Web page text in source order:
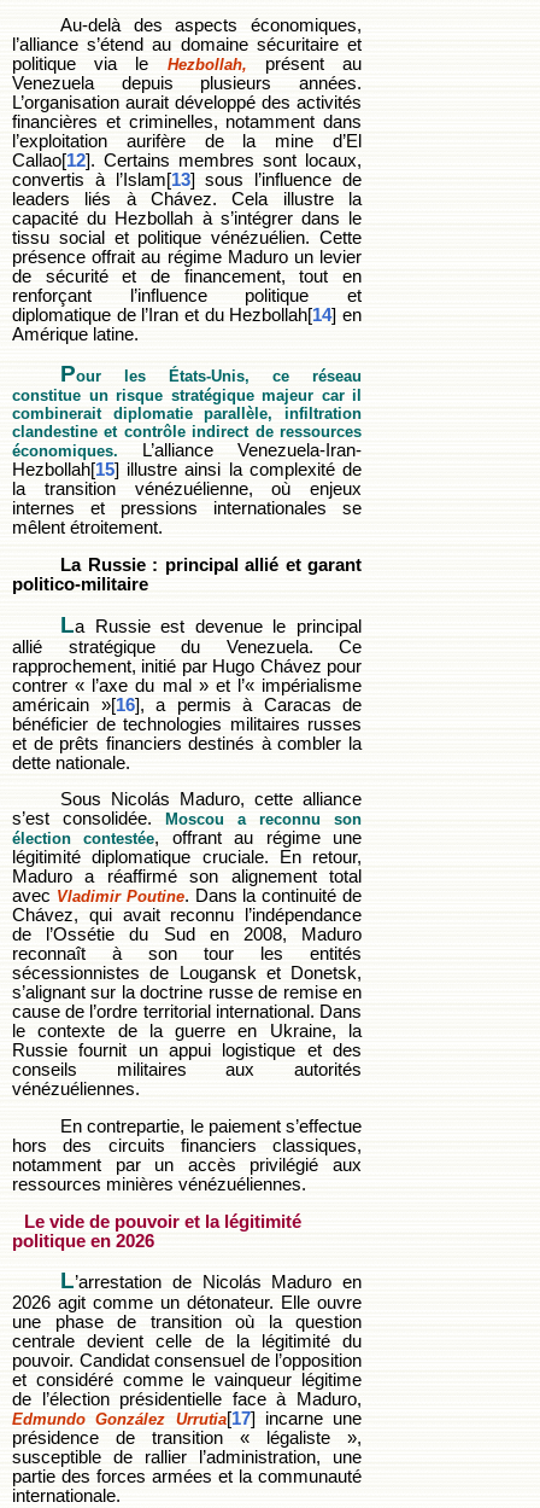
Au-delà des aspects économiques,
l’alliance s’étend au domaine sécuritaire et
politique via le Hezbollah, présent au
Venezuela depuis plusieurs années.
L’organisation aurait développé des activités
financières et criminelles, notamment dans
l’exploitation aurifère de la mine d’El
Callao[12]. Certains membres sont locaux,
convertis à l’Islam[13] sous l’influence de
leaders liés à Chávez. Cela illustre la
capacité du Hezbollah à s’intégrer dans le
tissu social et politique vénézuélien. Cette
présence offrait au régime Maduro un levier
de sécurité et de financement, tout en
renforçant l’influence politique et
diplomatique de l’Iran et du Hezbollah[14] en
Amérique latine.
Pour les États-Unis, ce réseau
constitue un risque stratégique majeur car il
combinerait diplomatie parallèle, infiltration
clandestine et contrôle indirect de ressources
économiques. L’alliance Venezuela-Iran-
Hezbollah[15] illustre ainsi la complexité de
la transition vénézuélienne, où enjeux
internes et pressions internationales se
mêlent étroitement.
La Russie : principal allié et garant
politico-militaire
La Russie est devenue le principal
allié stratégique du Venezuela. Ce
rapprochement, initié par Hugo Chávez pour
contrer « l’axe du mal » et l’« impérialisme
américain »[16], a permis à Caracas de
bénéficier de technologies militaires russes
et de prêts financiers destinés à combler la
dette nationale.
Sous Nicolás Maduro, cette alliance
s’est consolidée.
Moscou a reconnu son
élection contestée, offrant au régime une
légitimité diplomatique cruciale. En retour,
Maduro a réaffirmé son alignement total
avec Vladimir Poutine. Dans la continuité de
Chávez, qui avait reconnu l’indépendance
de l’Ossétie du Sud en 2008, Maduro
reconnaît à son tour les entités
sécessionnistes de Lougansk et Donetsk,
s’alignant sur la doctrine russe de remise en
cause de l’ordre territorial international. Dans
le contexte de la guerre en Ukraine, la
Russie fournit un appui logistique et des
conseils militaires aux autorités
vénézuéliennes.
En contrepartie, le paiement s’effectue
hors des circuits financiers classiques,
notamment par un accès privilégié aux
ressources minières vénézuéliennes.
Le vide de pouvoir et la légitimité
politique en 2026
L’arrestation de Nicolás Maduro en
2026 agit comme un détonateur. Elle ouvre
une phase de transition où la question
centrale devient celle de la légitimité du
pouvoir. Candidat consensuel de l’opposition
et considéré comme le vainqueur légitime
de l’élection présidentielle face à Maduro,
Edmundo González Urrutia[17] incarne une
présidence de transition « légaliste »,
susceptible de rallier l’administration, une
partie des forces armées et la communauté
internationale.